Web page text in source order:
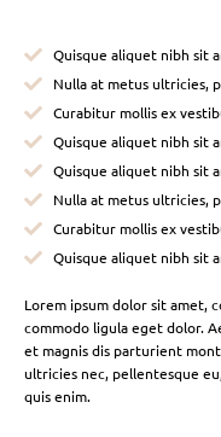
Quisque aliquet nibh sit
Nulla at metus ultricies,
Curabitur mollis ex
Quisque aliquet nibh sit
Quisque aliquet nibh sit
Nulla at metus ultricies,
Curabitur mollis ex
Quisque aliquet nibh sit
Lorem ipsum dolor sit amet,
commodo ligula eget dolor.
et magnis dis parturient
ultricies nec, pellentesque
quis enim.